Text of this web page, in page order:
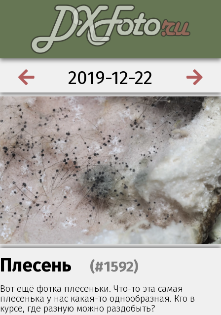
2019-12-22
Плесень (#1592)
Вот ещё фотка плесеньки. Что-то эта самая
плесенька у нас какая-то однообразная. Кто в
курсе, где разную можно раздобыть?